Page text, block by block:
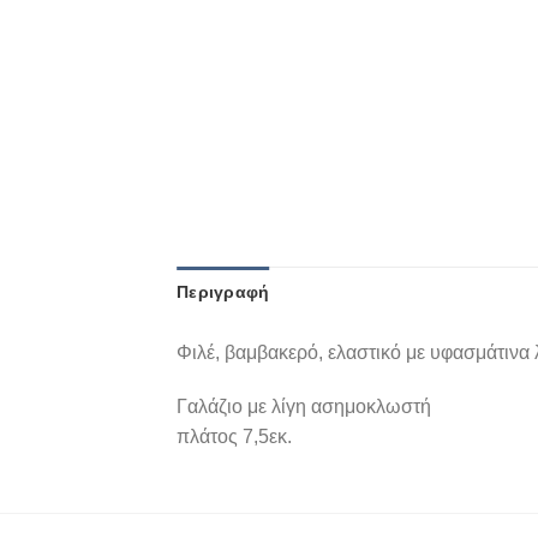
Περιγραφή
Φιλέ, βαμβακερό, ελαστικό με υφασμάτινα
Γαλάζιο με λίγη ασημοκλωστή
πλάτος 7,5εκ.